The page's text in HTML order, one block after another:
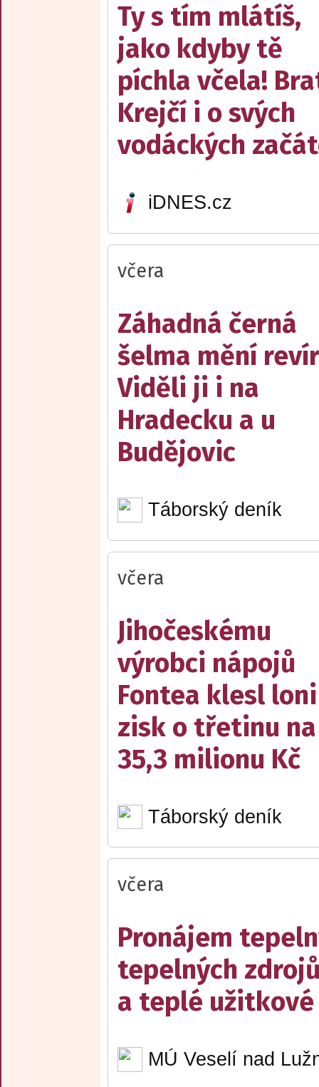
Ty s tím mlátíš,
jako kdyby tě
píchla včela!
Krejčí i o svých
vodáckých
iDNES.cz
včera
Záhadná černá
šelma mění
Viděli ji i na
Hradecku a u
Budějovic
Táborský deník
včera
Jihočeskému
výrobci nápojů
Fontea klesl loni
zisk o třetinu na
35,3 milionu Kč
Táborský deník
včera
Pronájem
tepelných
a teplé užitkové
MÚ Veselí nad